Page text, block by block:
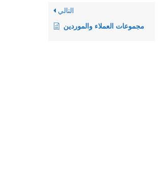
التالي
مجموعات العملاء والموردين